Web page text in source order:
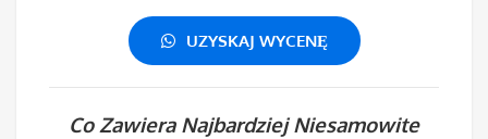
UZYSKAJ WYCENĘ
Co Zawiera Najbardziej Niesamowite